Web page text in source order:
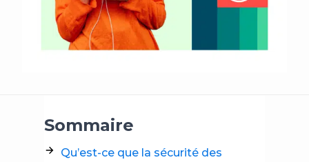
Sommaire
Qu’est-ce que la sécurité des